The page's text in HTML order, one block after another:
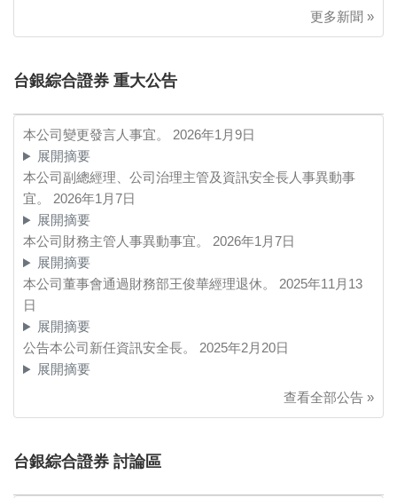
更多新聞 »
台銀綜合證券 重大公告
本公司變更發言人事宜。 2026年1月9日
展開摘要
本公司副總經理、公司治理主管及資訊安全長人事異動事
宜。 2026年1月7日
展開摘要
本公司財務主管人事異動事宜。 2026年1月7日
展開摘要
本公司董事會通過財務部王俊華經理退休。 2025年11月13
日
展開摘要
公告本公司新任資訊安全長。 2025年2月20日
展開摘要
查看全部公告 »
台銀綜合證券 討論區